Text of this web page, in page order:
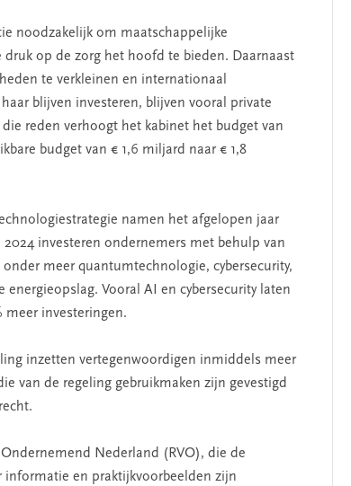
noodzakelijk om maatschappelijke
op de zorg het hoofd te bieden. Daarnaast
te verkleinen en internationaal
blijven investeren, blijven vooral private
reden verhoogt het kabinet het budget van
budget van € 1,6 miljard naar € 1,8
namen het afgelopen jaar
investeren ondernemers met behulp van
meer quantumtechnologie, cybersecurity,
Vooral AI en cybersecurity laten
meer investeringen.
inzetten vertegenwoordigen inmiddels meer
van de regeling gebruikmaken zijn gevestigd
Nederland (RVO), die de
en praktijkvoorbeelden zijn